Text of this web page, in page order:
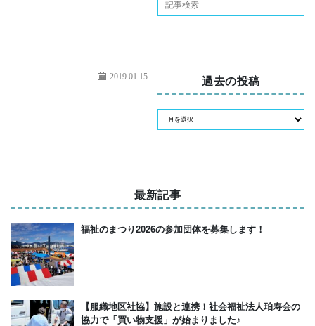
2019.01.15 過去の投稿
最新記事
福祉のまつり2026の参加団体を募集します！
【服織地区社協】施設と連携！社会福祉法人珀寿会の
協力で「買い物支援」が始まりました♪